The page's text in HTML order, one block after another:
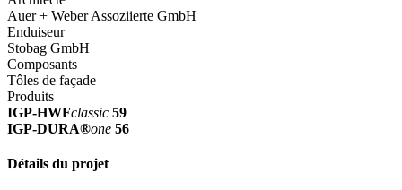
Auer + Weber Assoziierte GmbH
Enduiseur
Stobag GmbH
Composants
Tôles de façade
Produits
IGP-HWFclassic 59
IGP-DURA®one 56
Détails du projet